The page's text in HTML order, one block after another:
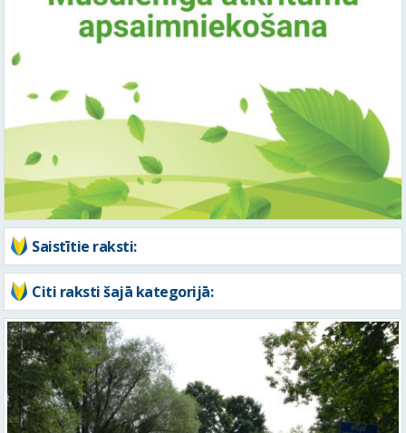
Saistītie raksti:
Citi raksti šajā kategorijā: